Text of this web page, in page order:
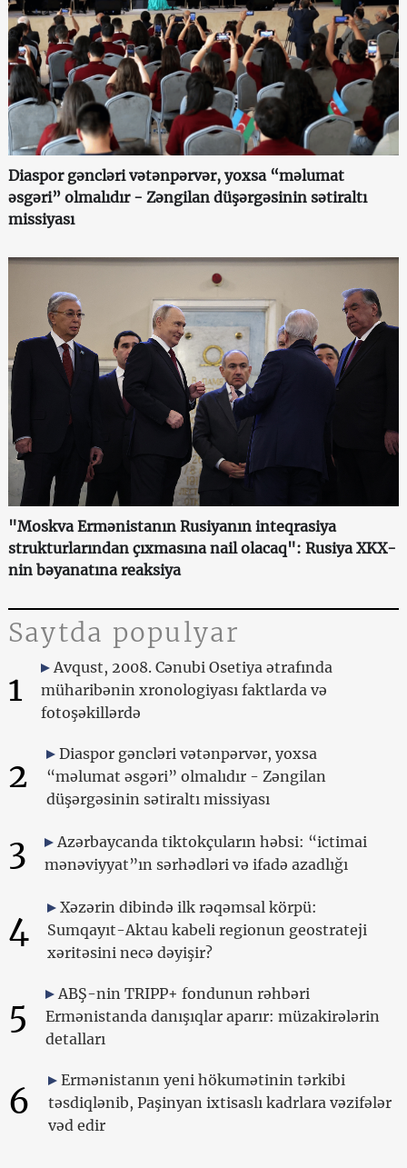
Diaspor gəncləri vətənpərvər, yoxsa “məlumat
əsgəri” olmalıdır - Zəngilan düşərgəsinin sətiraltı
missiyası
"Moskva Ermənistanın Rusiyanın inteqrasiya
strukturlarından çıxmasına nail olacaq": Rusiya XKX-
nin bəyanatına reaksiya
Saytda populyar
1
Avqust, 2008. Cənubi Osetiya ətrafında
müharibənin xronologiyası faktlarda və
fotoşəkillərdə
2
Diaspor gəncləri vətənpərvər, yoxsa
“məlumat əsgəri” olmalıdır - Zəngilan
düşərgəsinin sətiraltı missiyası
3
Azərbaycanda tiktokçuların həbsi: “ictimai
mənəviyyat”ın sərhədləri və ifadə azadlığı
4
Xəzərin dibində ilk rəqəmsal körpü:
Sumqayıt-Aktau kabeli regionun geostrateji
xəritəsini necə dəyişir?
5
ABŞ-nin TRIPP+ fondunun rəhbəri
Ermənistanda danışıqlar aparır: müzakirələrin
detalları
6
Ermənistanın yeni hökumətinin tərkibi
təsdiqlənib, Paşinyan ixtisaslı kadrlara vəzifələr
vəd edir